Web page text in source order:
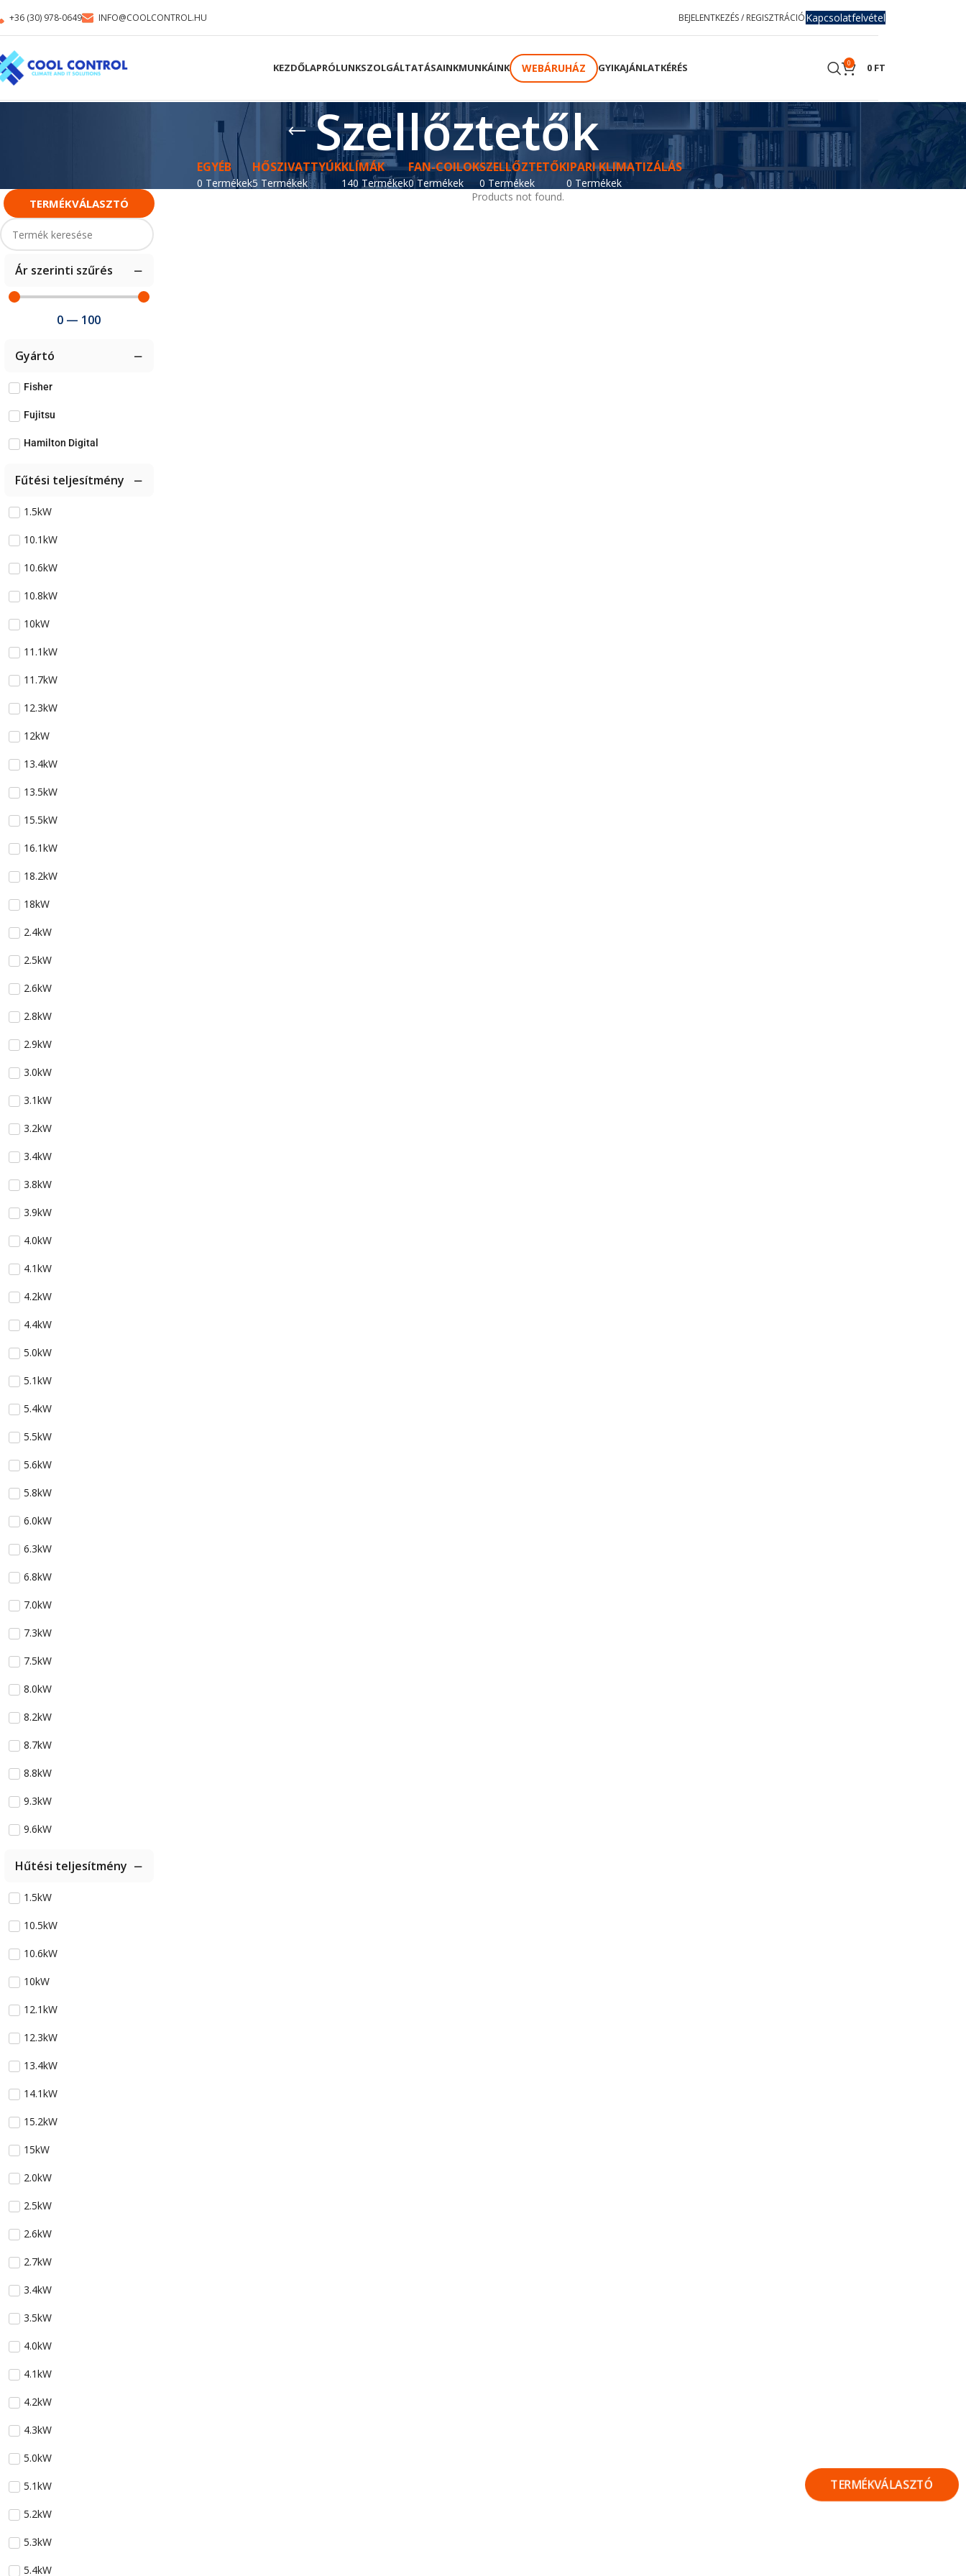
+36 (30) 978-0649 INFO@COOLCONTROL.HU BEJELENTKEZÉS / REGISZTRÁCIÓKapcsolatfelvétel
KEZDŐLAPRÓLUNKSZOLGÁLTATÁSAINKMUNKÁINK WEBÁRUHÁZ GYIKAJÁNLATKÉRÉS 0 0 FT
Szellőztetők
EGYÉB
0 Termékek
HŐSZIVATTYÚK
5 Termékek
KLÍMÁK
140 Termékek
FAN-COILOK
0 Termékek
SZELLŐZTETŐK
0 Termékek
IPARI KLIMATIZÁLÁS
0 Termékek
TERMÉKVÁLASZTÓ
Ár szerinti szűrés
0 — 100
Gyártó
Fisher
Fujitsu
Hamilton Digital
Fűtési teljesítmény
1.5kW
10.1kW
10.6kW
10.8kW
10kW
11.1kW
11.7kW
12.3kW
12kW
13.4kW
13.5kW
15.5kW
16.1kW
18.2kW
18kW
2.4kW
2.5kW
2.6kW
2.8kW
2.9kW
3.0kW
3.1kW
3.2kW
3.4kW
3.8kW
3.9kW
4.0kW
4.1kW
4.2kW
4.4kW
5.0kW
5.1kW
5.4kW
5.5kW
5.6kW
5.8kW
6.0kW
6.3kW
6.8kW
7.0kW
7.3kW
7.5kW
8.0kW
8.2kW
8.7kW
8.8kW
9.3kW
9.6kW
Hűtési teljesítmény
1.5kW
10.5kW
10.6kW
10kW
12.1kW
12.3kW
13.4kW
14.1kW
15.2kW
15kW
2.0kW
2.5kW
2.6kW
2.7kW
3.4kW
3.5kW
4.0kW
4.1kW
4.2kW
4.3kW
5.0kW
5.1kW
5.2kW
5.3kW
5.4kW
Products not found.
TERMÉKVÁLASZTÓ